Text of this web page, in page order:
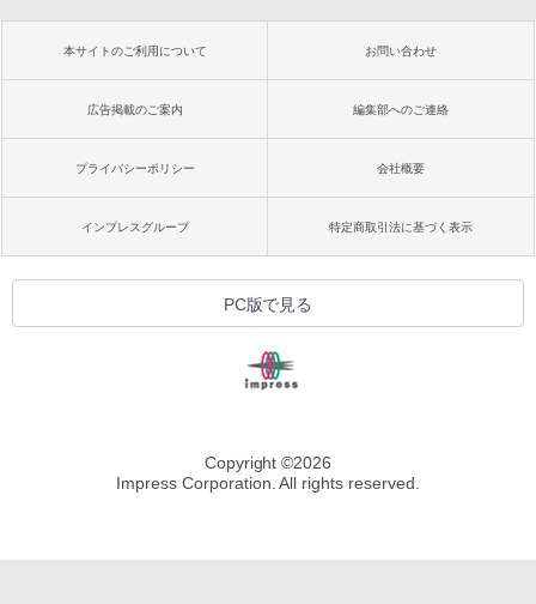
本サイトのご利用について お問い合わせ
広告掲載のご案内 編集部へのご連絡
プライバシーポリシー 会社概要
インプレスグループ 特定商取引法に基づく表示
PC版で見る
Copyright ©2026
Impress Corporation. All rights reserved.